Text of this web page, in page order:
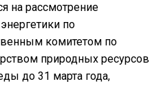
на рассмотрение
по
комитетом по
природных ресурсов
до 31 марта года,